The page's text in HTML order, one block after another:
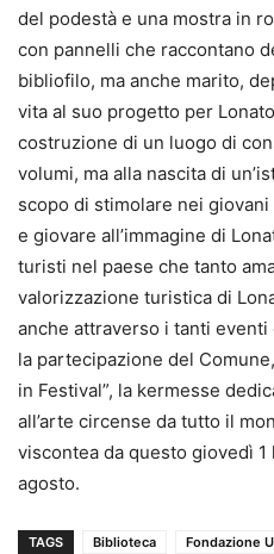
del podestà e una mostra in
con pannelli che raccontano
bibliofilo, ma anche marito,
vita al suo progetto per
costruzione di un luogo di
volumi, ma alla nascita di
scopo di stimolare nei
e giovare all’immagine di
turisti nel paese che tanto
valorizzazione turistica di
anche attraverso i tanti
la partecipazione del
in Festival”, la kermesse
all’arte circense da tutto il
viscontea da questo giovedì
agosto.
TAGS Biblioteca Fondazione